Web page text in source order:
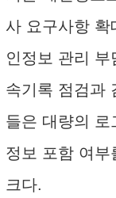
사 요구사항 확
인정보 관리
속기록 점검과
들은 대량의 로
정보 포함 여부
크다.